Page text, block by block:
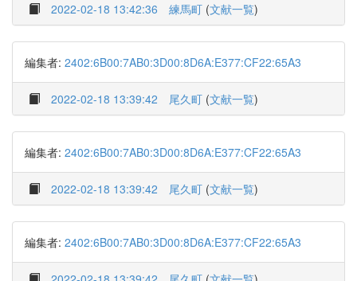
2022-02-18 13:42:36 練馬町 (文献一覧)
編集者: 2402:6B00:7AB0:3D00:8D6A:E377:CF22:65A3
2022-02-18 13:39:42 尾久町 (文献一覧)
編集者: 2402:6B00:7AB0:3D00:8D6A:E377:CF22:65A3
2022-02-18 13:39:42 尾久町 (文献一覧)
編集者: 2402:6B00:7AB0:3D00:8D6A:E377:CF22:65A3